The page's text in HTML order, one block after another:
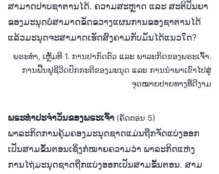
ສາມາດປາບຊາຕານໄດ້. ຄວາມສະຫຼາດ ແລະ ສະຕິປັນຍາ
ຂອງມະນຸດບໍ່ສາມາດຂັດຂວາງແຜນການຂອງຊາຕານໄດ້
ແລ້ວມະນຸດຈະສາມາດເຮັດສົງຄາມກັບມັນໄດ້ແນວໃດ?
ພຣະທຳ, ເຫຼັ້ມທີ 1. ການປາກົດຕົວ ແລະ ພາລະກິດຂອງພຣະເຈົ້າ.
ການຟື້ນຟູຊີວິດປົກກະຕິຂອງມະນຸດ ແລະ ການນໍາພາເຂົາໄປສູ່
ຈຸດໝາຍປາຍທາງທີ່ດີງາມ
ພຣະທຳປະຈຳວັນຂອງພຣະເຈົ້າ (ຄັດຕອນ 5)
ພາລະກິດການຄຸ້ມຄອງມະນຸດຊາດແມ່ນຖືກຈັດແບ່ງອອກ
ເປັນສາມຂັ້ນຕອນເຊິ່ງກໍໝາຍຄວາມວ່າ ພາລະກິດແຫ່ງ
ການໄຖ່ມະນຸດຊາດຖືກແບ່ງອອກເປັນສາມຂັ້ນຕອນ. ສາມ